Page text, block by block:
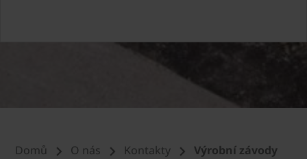
Domů O nás Kontakty Výrobní závody